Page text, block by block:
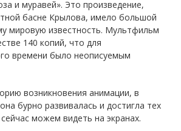
и муравей». Это произведение,
басне Крылова, имело большой
мировую известность. Мультфильм
140 копий, что для
времени было неописуемым
возникновения анимации, в
бурно развивалась и достигла тех
можем видеть на экранах.